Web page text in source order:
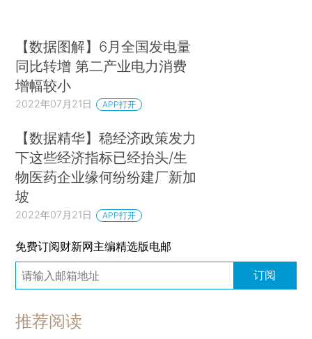
【数据图解】6月全国发电量
同比转增 第二产业电力消费
增幅较小
2022年07月21日 APP打开
【数据精华】稳经济政策发力
下这些经济指标已经抬头/生
物医药企业缘何纷纷建厂新加
坡
2022年07月21日 APP打开
免费订阅财新网主编精选版电邮
订阅
推荐阅读